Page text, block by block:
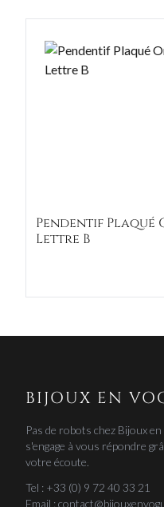
Pendentif Plaqué
Lettre B
BIJOUX EN
Pas de robots chez Bijoux
s'engage à vous répondre
votre écoute.
Tel : +33 (0) 9 72 40 33 21
Email :